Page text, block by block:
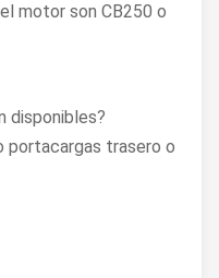
motor son CB250 o
disponibles?
portacargas trasero o